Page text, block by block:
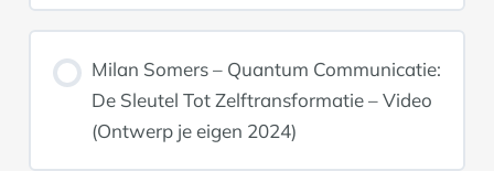
Milan Somers – Quantum Communicatie:
De Sleutel Tot Zelftransformatie – Video
(Ontwerp je eigen 2024)